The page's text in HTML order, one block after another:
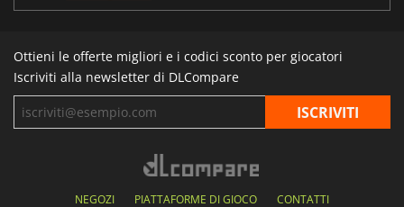
Ottieni le offerte migliori e i codici sconto per giocatori
Iscriviti alla newsletter di DLCompare
NEGOZI PIATTAFORME DI GIOCO CONTATTI